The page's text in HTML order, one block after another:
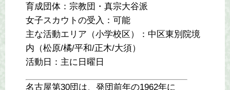
育成団体：宗教団・真宗大谷派
女子スカウトの受入：可能
主な活動エリア（小学校区）：中区東別院境
内（松原/橘/平和/正木/大須）
活動日：主に日曜日
名古屋第30団は、発団前年の1962年に